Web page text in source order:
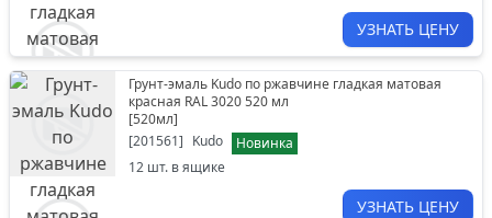
УЗНАТЬ ЦЕНУ
Грунт-эмаль Kudo по ржавчине гладкая матовая
красная RAL 3020 520 мл
[520мл]
[201561] Kudo
Новинка
12 шт. в ящике
УЗНАТЬ ЦЕНУ